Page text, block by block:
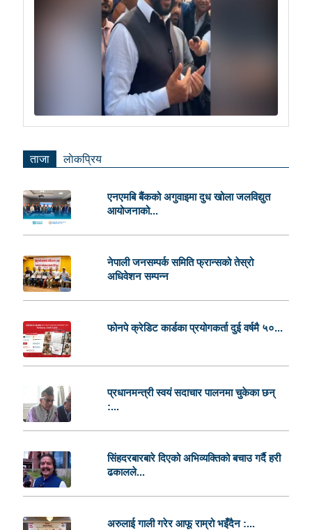
ताजा लाेकप्रिय
एनएमबि बैंकको अगुवाइमा दुध खोला जलविद्युत
आयोजनाको...
नेपाली जनसम्पर्क समिति फ्रान्सको तेस्रो
अधिवेशन सम्पन्न
फोनपे क्रेडिट कार्डका प्रयोगकर्ता दुई वर्षमै ५०...
प्रधानमन्त्री स्वयं सदाचार पालनमा चुकेका छन्
:...
सिंहदरबारबारे दिएको अभिव्यक्तिको बचाउ गर्दै हरी
ढकालले...
अरुलाई गाली गरेर आफू राम्रो भइँदैन :...